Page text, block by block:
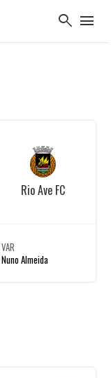
search menu
Rio Ave FC
VAR
Nuno Almeida